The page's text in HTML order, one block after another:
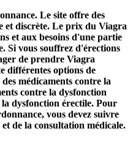
Le site offre des
et discrète. Le prix du Viagra
et aux besoins d'une partie
Si vous souffrez d'érections
de prendre Viagra
différentes options de
médicaments contre la
contre la dysfonction
dysfonction érectile. Pour
vous devez suivre
de la consultation médicale.